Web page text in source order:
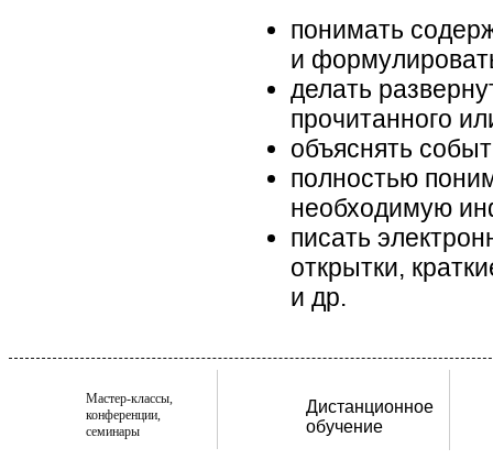
понимать
и
делать
прочитанного
объяснять
полностью
необходимую
писать
открытки,
и др.
Мастер-классы,
конференции,
семинары
Дистанционное
обучение